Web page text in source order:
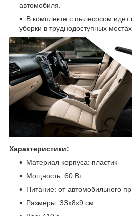
автомобиля.
В комплекте с пылесосом
уборки в труднодоступных местах.
Характеристики:
Материал корпуса: пластик
Мощность: 60 Вт
Питание: от автомобильного
Размеры: 33х8х9 см